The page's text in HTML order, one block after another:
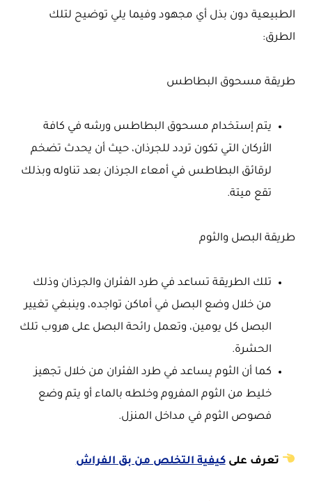
الطبيعية دون بذل أي مجهود وفيما يلي توضيح لتلك
الطرق:
طريقة مسحوق البطاطس
يتم إستخدام مسحوق البطاطس ورشه في كافة
الأركان التي تكون تردد للجرذان، حيث أن يحدث تضخم
لرقائق البطاطس في أمعاء الجرذان بعد تناوله وبذلك
تقع ميتة.
طريقة البصل والثوم
تلك الطريقة تساعد في طرد الفئران والجرذان وذلك
من خلال وضع البصل في أماكن تواجده، وينبغي تغيير
البصل كل يومين، وتعمل رائحة البصل على هروب تلك
الحشرة.
كما أن الثوم يساعد في طرد الفئران من خلال تجهيز
خليط من الثوم المفروم وخلطه بالماء أو يتم وضع
فصوص الثوم في مداخل المنزل.
تعرف علىكيفية التخلص من بق الفراش